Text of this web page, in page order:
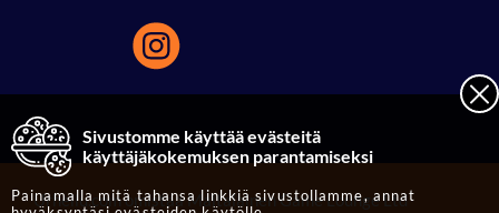
Urheilu.com omistaa Maltalainen Game Lounge Ltd
Sivustomme käyttää evästeitä
käyttäjäkokemuksen parantamiseksi
Painamalla mitä tahansa linkkiä sivustollamme, annat